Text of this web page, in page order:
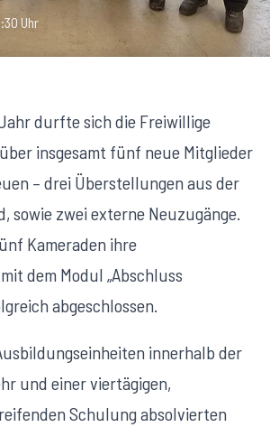
Uhr
durfte sich die Freiwillige
insgesamt fünf neue Mitglieder
– drei Überstellungen aus der
sowie zwei externe Neuzugänge.
Kameraden ihre
dem Modul „Abschluss
abgeschlossen.
innerhalb der
und einer viertägigen,
Schulung absolvierten